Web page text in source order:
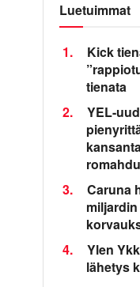
Luetuimmat
1.
Kick
tienata
2.
YEL-
3.
Caruna
4.
Ylen
lähetys